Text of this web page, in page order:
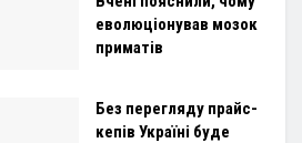
еволюціонував мозок
приматів
Без перегляду прайс-
кепів Україні буде